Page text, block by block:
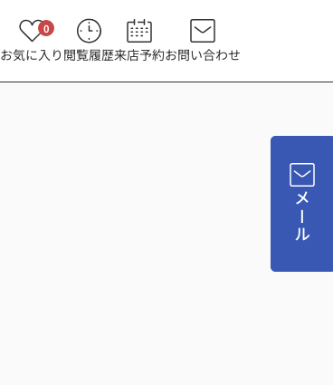
お気に入り
0
閲覧履歴来店予約お問い合わせ
メール